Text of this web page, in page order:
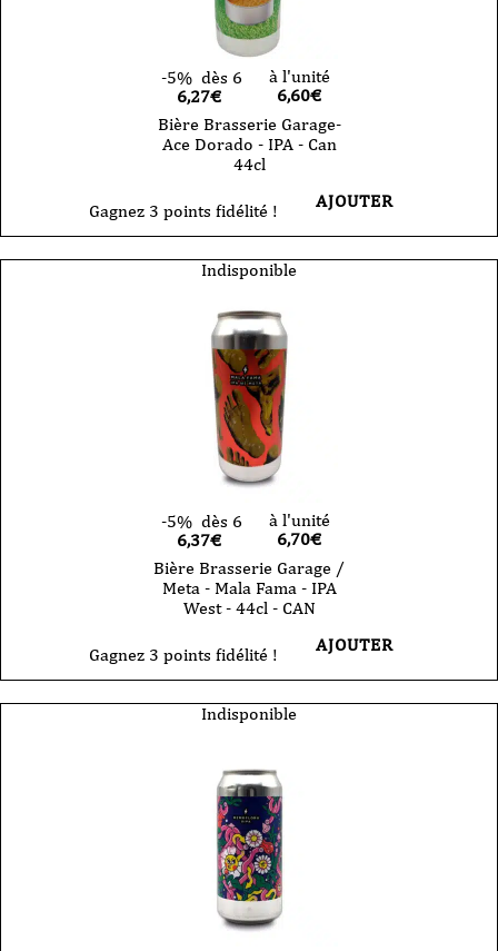
-5% dès 6
6,27€
à l'unité
6,60€
Bière Brasserie Garage-
Ace Dorado - IPA - Can
44cl
Gagnez 3 points fidélité ! AJOUTER
Indisponible
-5% dès 6
6,37€
à l'unité
6,70€
Bière Brasserie Garage /
Meta - Mala Fama - IPA
West - 44cl - CAN
Gagnez 3 points fidélité ! AJOUTER
Indisponible